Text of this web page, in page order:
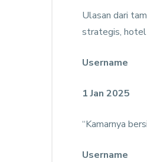
Ulasan dari
strategis, hotel
Username
1 Jan 2025
“Kamarnya
Username